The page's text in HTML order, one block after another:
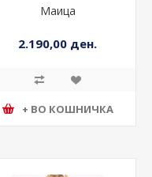
Маица
2.190,00 ден.
+ ВО КОШНИЧКА